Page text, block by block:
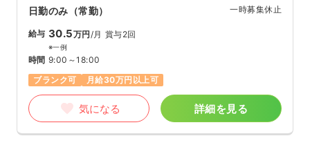
日勤のみ（常勤） 一時募集休止
給与 30.5万円/月 賞与2回
※一例
時間 9:00～18:00
ブランク可
月給30万円以上可
気になる 詳細を見る